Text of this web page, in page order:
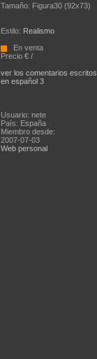
Tamaño: Figura30 (92x73)
Estilo: Realismo
En venta
Precio € /
ver los comentarios escritos
en español 3
Usuario: nete
País: España
Miembro desde:
2007-07-03
Web personal